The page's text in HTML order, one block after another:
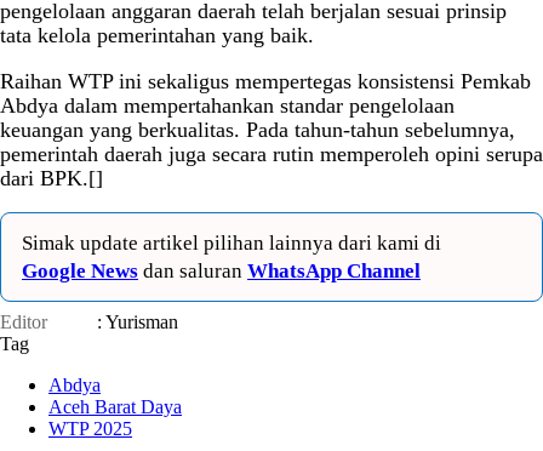
pengelolaan anggaran daerah telah berjalan sesuai prinsip
tata kelola pemerintahan yang baik.
Raihan WTP ini sekaligus mempertegas konsistensi Pemkab
Abdya dalam mempertahankan standar pengelolaan
keuangan yang berkualitas. Pada tahun-tahun sebelumnya,
pemerintah daerah juga secara rutin memperoleh opini serupa
dari BPK.[]
Simak update artikel pilihan lainnya dari kami di
Google News dan saluran WhatsApp Channel
Editor
: Yurisman
Tag
Abdya
Aceh Barat Daya
WTP 2025